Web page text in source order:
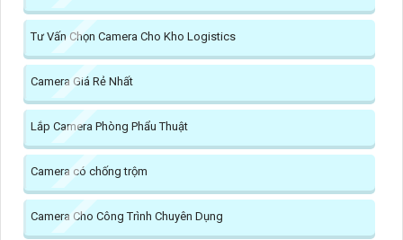
Tư Vấn Chọn Camera Cho Kho Logistics
Camera Giá Rẻ Nhất
Lắp Camera Phòng Phẩu Thuật
Camera có chống trộm
Camera Cho Công Trình Chuyên Dụng